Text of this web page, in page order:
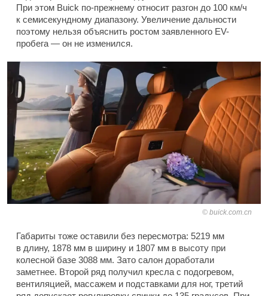
При этом Buick по-прежнему относит разгон до 100 км/ч
к семисекундному диапазону. Увеличение дальности
поэтому нельзя объяснить ростом заявленного EV-
пробега — он не изменился.
buick.com.cn
Габариты тоже оставили без пересмотра: 5219 мм
в длину, 1878 мм в ширину и 1807 мм в высоту при
колесной базе 3088 мм. Зато салон доработали
заметнее. Второй ряд получил кресла с подогревом,
вентиляцией, массажем и подставками для ног, третий